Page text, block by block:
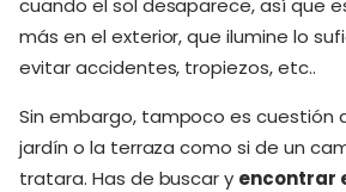
más en el exterior, que ilumine lo
evitar accidentes, tropiezos, etc..
Sin embargo, tampoco es cuestión
jardín o la terraza como si de un
tratara. Has de buscar y encontrar